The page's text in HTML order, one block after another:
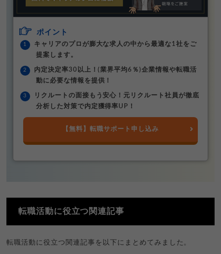
ポイント
キャリアのプロが膨大な求人の中から最適な1社をご
提案します。
内定決定率30以上！(業界平均6％)企業情報や転職活
動に必要な情報を提供！
リクルートの面接もう安心！元リクルート社員が徹底
分析した対策で内定獲得率UP！
【無料】転職サポート申し込み
転職活動に役立つ関連記事
転職活動に役立つ関連記事を以下にまとめてみました。